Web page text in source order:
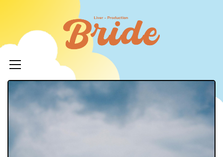
ン
ス
キ
ッ
ブラ
ー所属
ー